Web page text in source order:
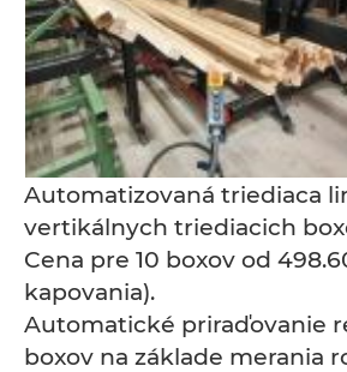
Automatizovaná triediaca
vertikálnych triediacich
Cena pre 10 boxov od
kapovania).
Automatické priraďovanie
boxov na základe merania